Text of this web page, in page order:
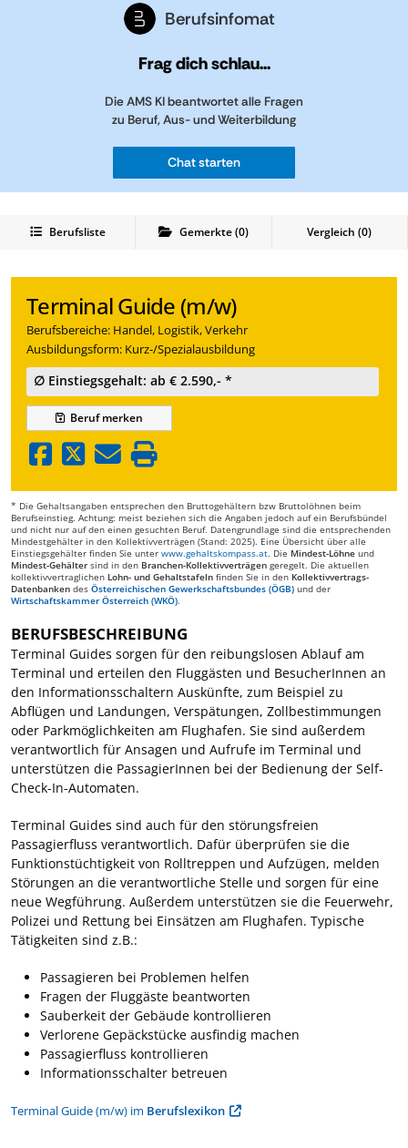
Berufsinfomat
Frag dich schlau...
Die AMS KI beantwortet alle Fragen
zu Beruf, Aus- und Weiterbildung
Chat starten
Berufsliste Gemerkte(0) Vergleich (0)
Terminal Guide (m/w)
Berufsbereiche: Handel, Logistik, Verkehr
Ausbildungsform: Kurz-/Spezialausbildung
∅ Einstiegsgehalt: ab € 2.590,- *
Berufmerken
* Die Gehaltsangaben entsprechen den Bruttogehältern bzw Bruttolöhnen beim
Berufseinstieg. Achtung: meist beziehen sich die Angaben jedoch auf ein Berufsbündel
und nicht nur auf den einen gesuchten Beruf. Datengrundlage sind die entsprechenden
Mindestgehälter in den Kollektivverträgen (Stand: 2025). Eine Übersicht über alle
Einstiegsgehälter finden Sie unter www.gehaltskompass.at. Die Mindest-Löhne und
Mindest-Gehälter sind in den Branchen-Kollektivverträgen geregelt. Die aktuellen
kollektivvertraglichen Lohn- und Gehaltstafeln finden Sie in den Kollektivvertrags-
Datenbanken des Österreichischen Gewerkschaftsbundes (ÖGB) und der
Wirtschaftskammer Österreich (WKÖ).
BERUFSBESCHREIBUNG
Terminal Guides sorgen für den reibungslosen Ablauf am
Terminal und erteilen den Fluggästen und BesucherInnen an
den Informationsschaltern Auskünfte, zum Beispiel zu
Abflügen und Landungen, Verspätungen, Zollbestimmungen
oder Parkmöglichkeiten am Flughafen. Sie sind außerdem
verantwortlich für Ansagen und Aufrufe im Terminal und
unterstützen die PassagierInnen bei der Bedienung der Self-
Check-In-Automaten.
Terminal Guides sind auch für den störungsfreien
Passagierfluss verantwortlich. Dafür überprüfen sie die
Funktionstüchtigkeit von Rolltreppen und Aufzügen, melden
Störungen an die verantwortliche Stelle und sorgen für eine
neue Wegführung. Außerdem unterstützen sie die Feuerwehr,
Polizei und Rettung bei Einsätzen am Flughafen. Typische
Tätigkeiten sind z.B.:
Passagieren bei Problemen helfen
Fragen der Fluggäste beantworten
Sauberkeit der Gebäude kontrollieren
Verlorene Gepäckstücke ausfindig machen
Passagierfluss kontrollieren
Informationsschalter betreuen
Terminal Guide (m/w) im Berufslexikon